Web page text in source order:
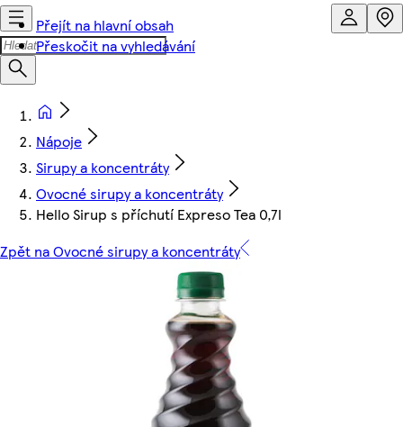
Přejít na hlavní obsah
Přeskočit na vyhledávání
Nápoje
Sirupy a koncentráty
Ovocné sirupy a koncentráty
Hello Sirup s příchutí Expreso Tea 0,7l
Zpět na Ovocné sirupy a koncentráty